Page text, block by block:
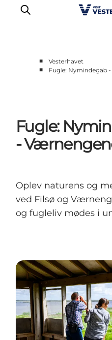
Mad &
Køb billet
Planlæg din ferie
■
Vesterhavet
■
Fugle: Nymindegab
Fugle:
-
Oplev naturens og
ved Filsø og
og fugleliv mødes i